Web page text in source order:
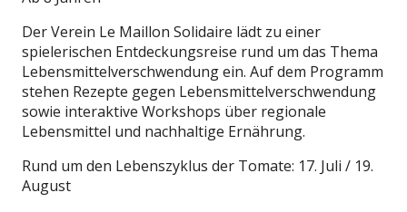
Der Verein Le Maillon Solidaire lädt zu einer
spielerischen Entdeckungsreise rund um das Thema
Lebensmittelverschwendung ein. Auf dem Programm
stehen Rezepte gegen Lebensmittelverschwendung
sowie interaktive Workshops über regionale
Lebensmittel und nachhaltige Ernährung.
Rund um den Lebenszyklus der Tomate: 17. Juli / 19.
August